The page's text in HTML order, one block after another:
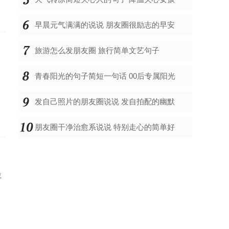
早晨元气满满的说说 朋友圈很励志的早安
旅游怎么发朋友圈 旅行简单文艺句子
青春阳光的句子简短一句话 00后专属阳光
发自己照片的朋友圈说说 发自拍配的幽默
朋友圈干净治愈系说说 特别走心的简单好